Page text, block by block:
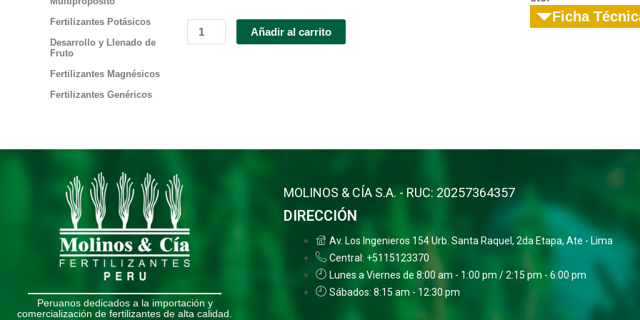
Fertilizantes Potásicos
Desarrollo y Llenado de
Fruto
Fertilizantes Magnésicos
Fertilizantes Genéricos
Molimax
Nitros
Añadir al carrito
Ficha
Peruanos dedicados a la importación y
comercialización de fertilizantes de alta calidad.
MOLINOS & CÍA S.A. - RUC: 20257364357
DIRECCIÓN
Av. Los Ingenieros 154 Urb. Santa Raquel, 2da Etapa, Ate - Lima
Central: +5115123370
Lunes a Viernes de 8:00 am - 1:00 pm / 2:15 pm - 6:00 pm
Sábados: 8:15 am - 12:30 pm